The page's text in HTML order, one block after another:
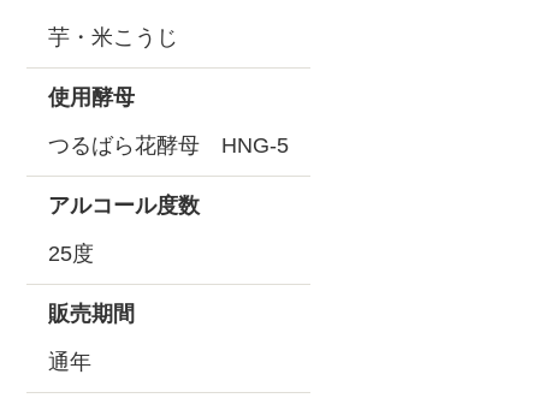
芋・米こうじ
使用酵母
つるばら花酵母 HNG-5
アルコール度数
25度
販売期間
通年